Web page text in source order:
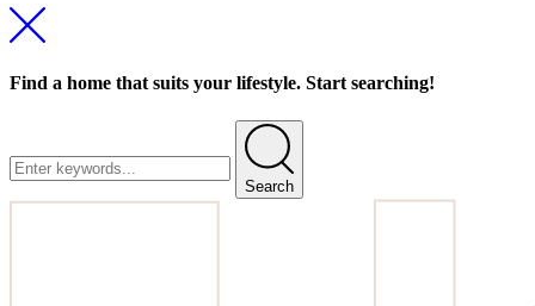
Find a home that suits your lifestyle. Start searching!
Search